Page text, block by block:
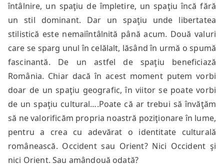
întâlnire, un spaţiu de împletire, un spaţiu încă fără
un stil dominant. Dar un spaţiu unde libertatea
stilistică este nemaiîntâlnită până acum. Două valuri
care se sparg unul în celălalt, lăsând în urmă o spumă
fascinantă. De un astfel de spaţiu beneficiază
România. Chiar dacă în acest moment putem vorbi
doar de un spaţiu geografic, în viitor se poate vorbi
de un spaţiu cultural….Poate că ar trebui să învăţăm
să ne valorificăm propria noastră poziţionare în lume,
pentru a crea cu adevărat o identitate culturală
românească. Occident sau Orient? Nici Occident şi
nici Orient. Sau amândouă odată?